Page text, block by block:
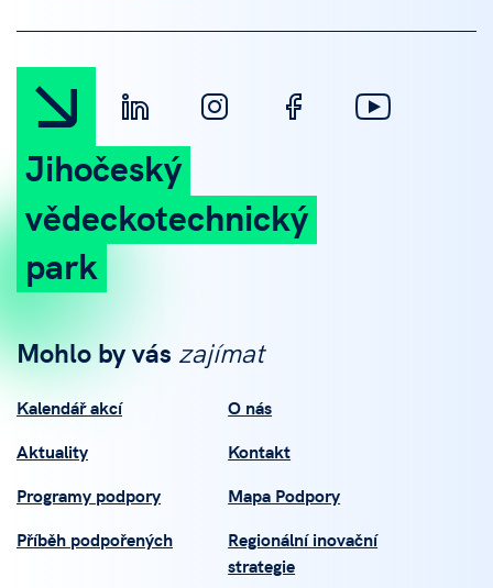
Jihočeský
vědeckotechnický
park
Mohlo by vás zajímat
Kalendář akcí
Aktuality
Programy podpory
Příběh podpořených
O nás
Kontakt
Mapa Podpory
Regionální inovační
strategie